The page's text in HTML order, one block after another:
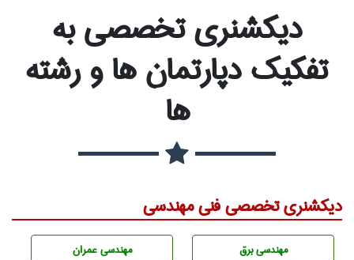
دیکشنری تخصصی به
تفکیک دپارتمان ها و رشته
ها
دیکشنری تخصصی فنی مهندسی
مهندسی برق مهندسی عمران